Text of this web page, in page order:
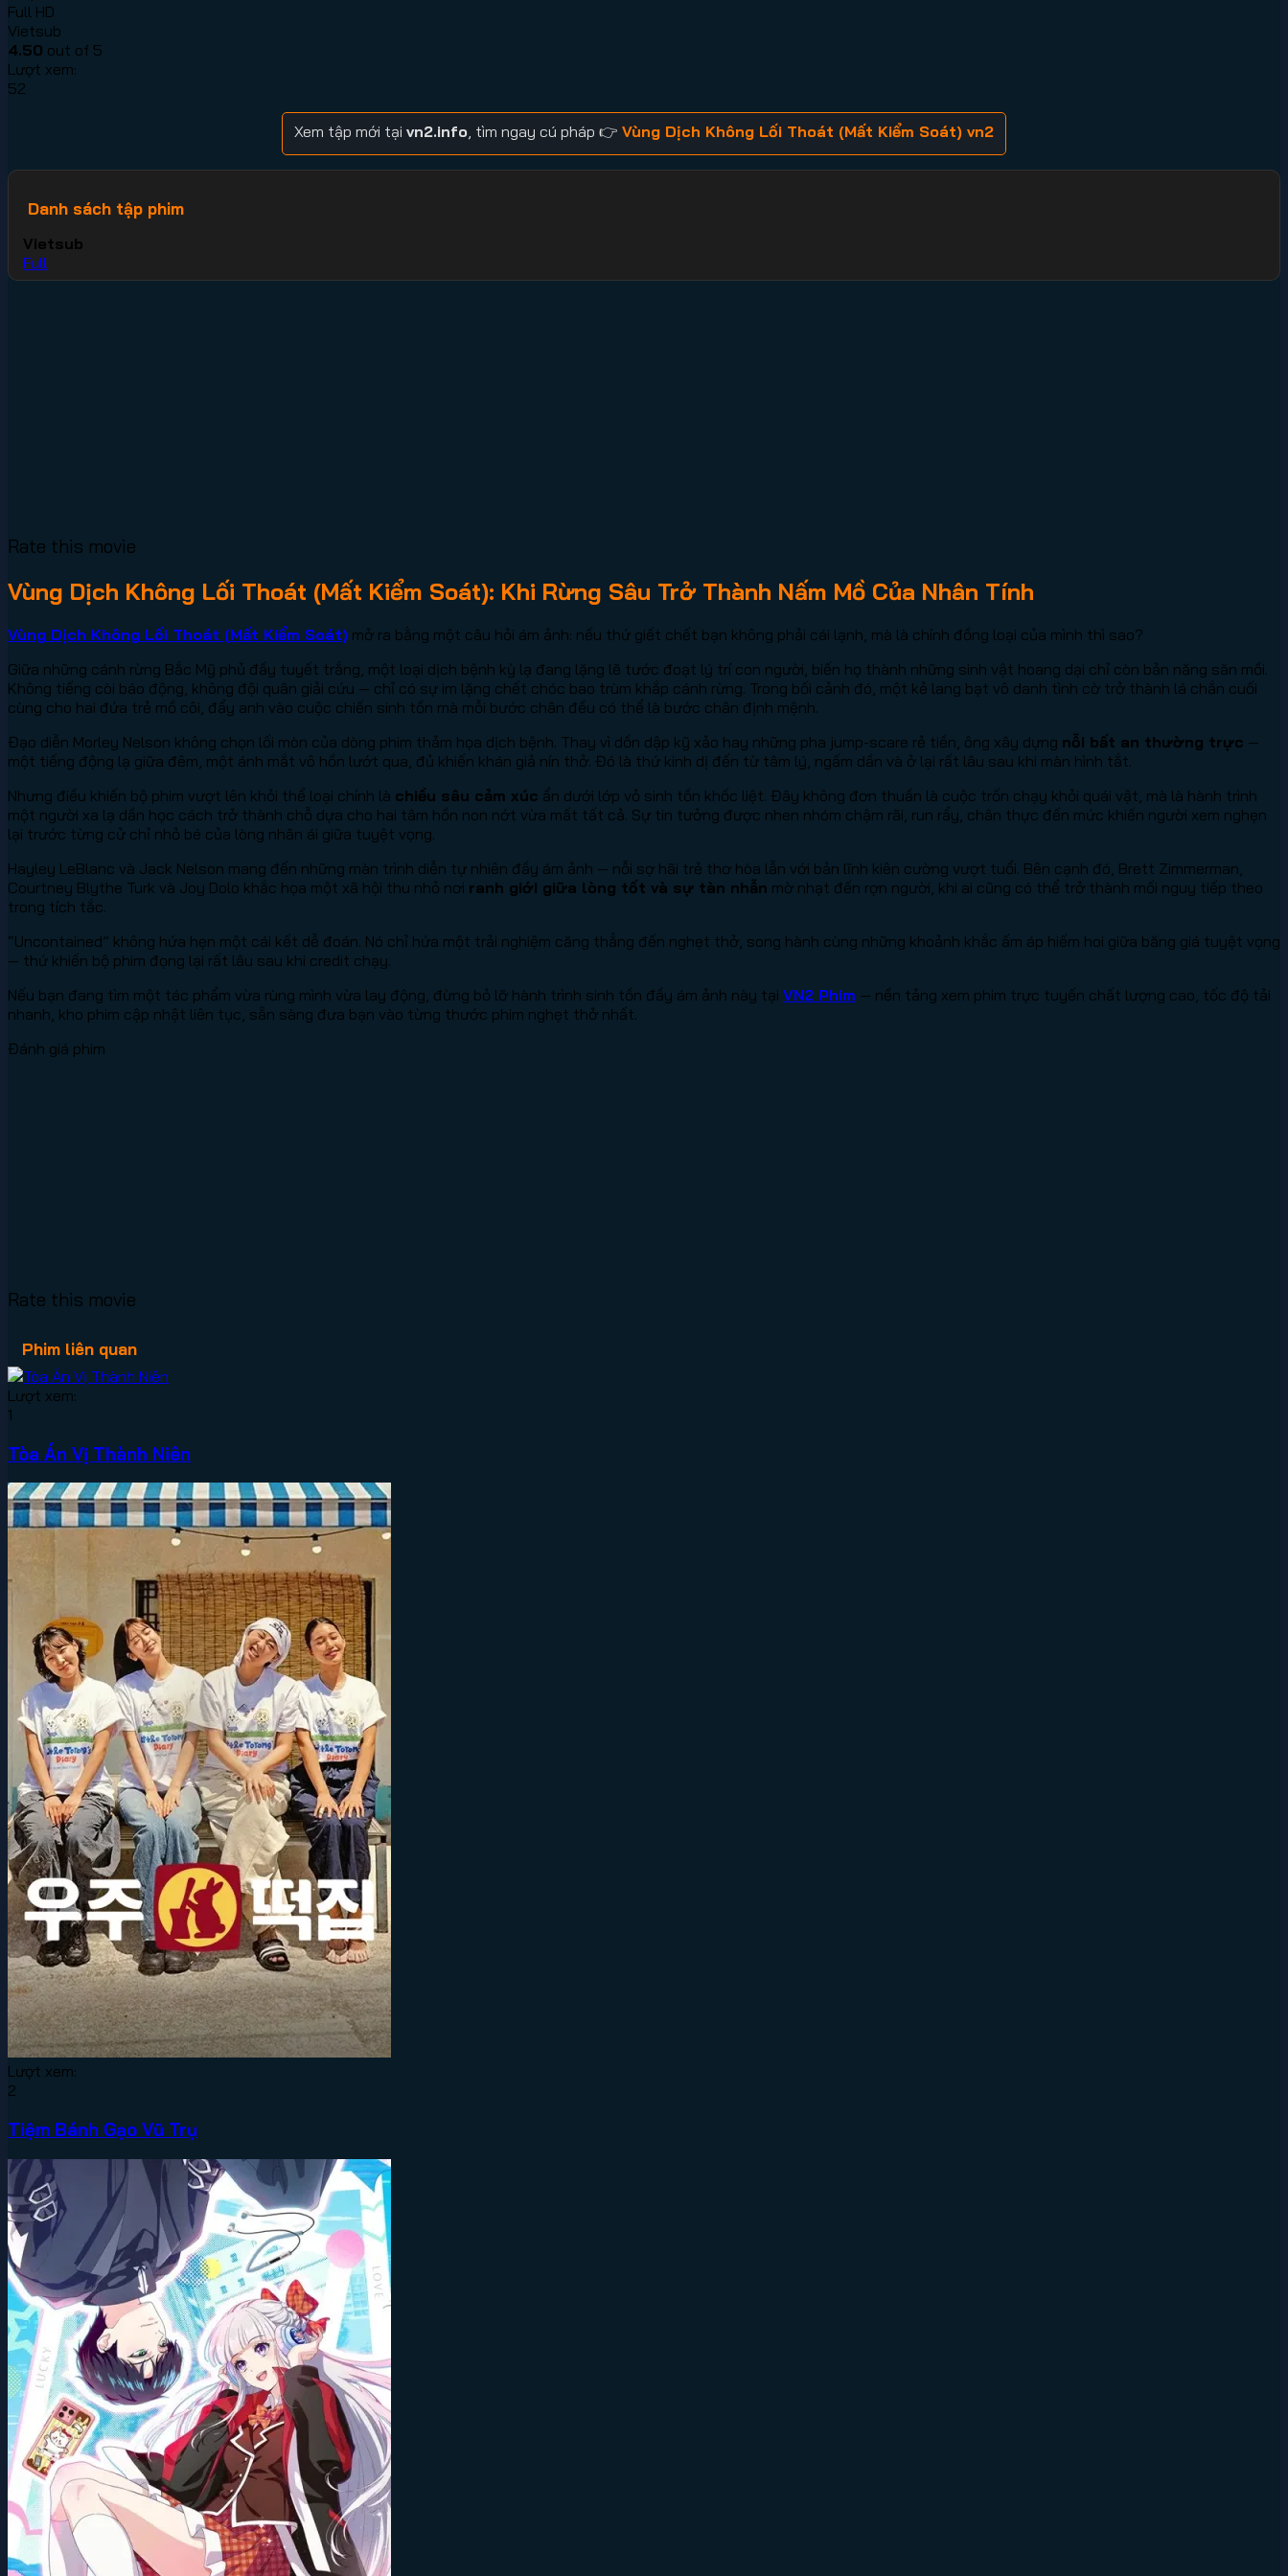
Full HD
Vietsub
4.50 out of 5
Lượt xem:
52
Xem tập mới tại vn2.info , tìm ngay cú pháp 👉 Vùng Dịch Không Lối Thoát (Mất Kiểm Soát) vn2
Danh sách tập phim
Vietsub
Full
Rate this movie
Vùng Dịch Không Lối Thoát (Mất Kiểm Soát): Khi Rừng Sâu Trở Thành Nấm Mồ Của Nhân Tính
Vùng Dịch Không Lối Thoát (Mất Kiểm Soát) mở ra bằng một câu hỏi ám ảnh: nếu thứ giết chết bạn không phải cái lạnh, mà là chính đồng loại của mình thì sao?
Giữa những cánh rừng Bắc Mỹ phủ đầy tuyết trắng, một loại dịch bệnh kỳ lạ đang lặng lẽ tước đoạt lý trí con người, biến họ thành những sinh vật hoang dại chỉ còn bản năng săn mồi.
Không tiếng còi báo động, không đội quân giải cứu — chỉ có sự im lặng chết chóc bao trùm khắp cánh rừng. Trong bối cảnh đó, một kẻ lang bạt vô danh tình cờ trở thành lá chắn cuối
cùng cho hai đứa trẻ mồ côi, đẩy anh vào cuộc chiến sinh tồn mà mỗi bước chân đều có thể là bước chân định mệnh.
Đạo diễn Morley Nelson không chọn lối mòn của dòng phim thảm họa dịch bệnh. Thay vì dồn dập kỹ xảo hay những pha jump-scare rẻ tiền, ông xây dựng nỗi bất an thường trực —
một tiếng động lạ giữa đêm, một ánh mắt vô hồn lướt qua, đủ khiến khán giả nín thở. Đó là thứ kinh dị đến từ tâm lý, ngấm dần và ở lại rất lâu sau khi màn hình tắt.
Nhưng điều khiến bộ phim vượt lên khỏi thể loại chính là chiều sâu cảm xúc ẩn dưới lớp vỏ sinh tồn khốc liệt. Đây không đơn thuần là cuộc trốn chạy khỏi quái vật, mà là hành trình
một người xa lạ dần học cách trở thành chỗ dựa cho hai tâm hồn non nớt vừa mất tất cả. Sự tin tưởng được nhen nhóm chậm rãi, run rẩy, chân thực đến mức khiến người xem nghẹn
lại trước từng cử chỉ nhỏ bé của lòng nhân ái giữa tuyệt vọng.
Hayley LeBlanc và Jack Nelson mang đến những màn trình diễn tự nhiên đầy ám ảnh — nỗi sợ hãi trẻ thơ hòa lẫn với bản lĩnh kiên cường vượt tuổi. Bên cạnh đó, Brett Zimmerman,
Courtney Blythe Turk và Joy Dolo khắc họa một xã hội thu nhỏ nơi ranh giới giữa lòng tốt và sự tàn nhẫn mờ nhạt đến rợn người, khi ai cũng có thể trở thành mối nguy tiếp theo
trong tích tắc.
“Uncontained” không hứa hẹn một cái kết dễ đoán. Nó chỉ hứa một trải nghiệm căng thẳng đến nghẹt thở, song hành cùng những khoảnh khắc ấm áp hiếm hoi giữa băng giá tuyệt vọng
— thứ khiến bộ phim đọng lại rất lâu sau khi credit chạy.
Nếu bạn đang tìm một tác phẩm vừa rùng mình vừa lay động, đừng bỏ lỡ hành trình sinh tồn đầy ám ảnh này tại VN2 Phim — nền tảng xem phim trực tuyến chất lượng cao, tốc độ tải
nhanh, kho phim cập nhật liên tục, sẵn sàng đưa bạn vào từng thước phim nghẹt thở nhất.
Đánh giá phim
Rate this movie
Phim liên quan
Lượt xem:
1
Tòa Án Vị Thành Niên
Lượt xem:
2
Tiệm Bánh Gạo Vũ Trụ